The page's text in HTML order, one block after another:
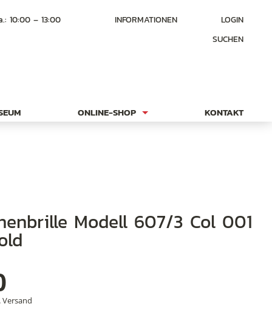
10:00 – 13:00 INFORMATIONEN
LOGIN
SUCHEN
ONLINE-SHOP KONTAKT
Versand